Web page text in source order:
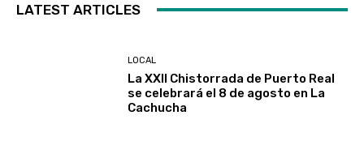
LATEST ARTICLES
LOCAL
La XXII Chistorrada de Puerto Real
se celebrará el 8 de agosto en La
Cachucha